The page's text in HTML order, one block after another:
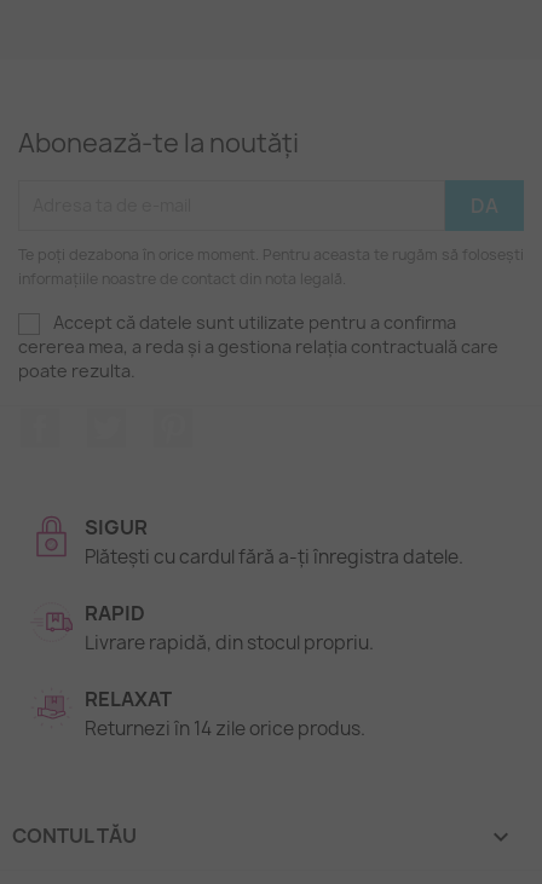
Abonează-te la noutăți
Te poți dezabona în orice moment. Pentru aceasta te rugăm să folosești
informațiile noastre de contact din nota legală.
Accept că datele sunt utilizate pentru a confirma
cererea mea, a reda și a gestiona relația contractuală care
poate rezulta.
SIGUR
Plătești cu cardul fără a-ți înregistra datele.
RAPID
Livrare rapidă, din stocul propriu.
RELAXAT
Returnezi în 14 zile orice produs.
CONTUL TĂU 